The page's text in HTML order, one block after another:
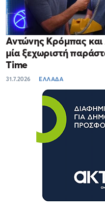
Αντώνης Κρόμπας και
μία ξεχωριστή
Time
31.7.2026 ΕΛΛΑΔΑ